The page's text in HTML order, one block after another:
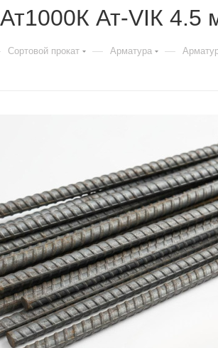
Ат-VIК 4.5
Сортовой прокат — Арматура —